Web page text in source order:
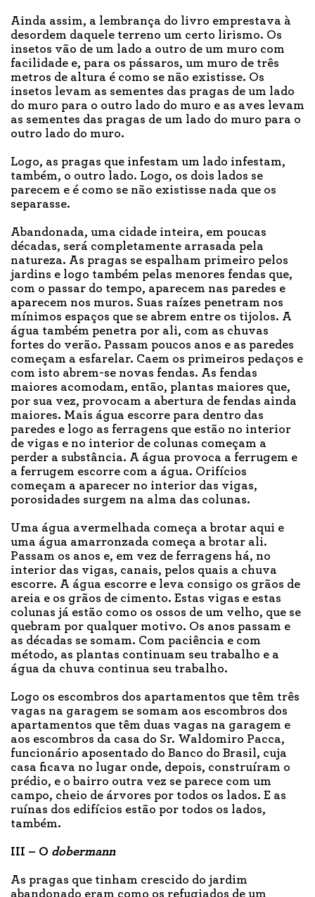
Ainda assim, a lembrança do livro emprestava à
desordem daquele terreno um certo lirismo. Os
insetos vão de um lado a outro de um muro com
facilidade e, para os pássaros, um muro de três
metros de altura é como se não existisse. Os
insetos levam as sementes das pragas de um lado
do muro para o outro lado do muro e as aves levam
as sementes das pragas de um lado do muro para o
outro lado do muro.
Logo, as pragas que infestam um lado infestam,
também, o outro lado. Logo, os dois lados se
parecem e é como se não existisse nada que os
separasse.
Abandonada, uma cidade inteira, em poucas
décadas, será completamente arrasada pela
natureza. As pragas se espalham primeiro pelos
jardins e logo também pelas menores fendas que,
com o passar do tempo, aparecem nas paredes e
aparecem nos muros. Suas raízes penetram nos
mínimos espaços que se abrem entre os tijolos. A
água também penetra por ali, com as chuvas
fortes do verão. Passam poucos anos e as paredes
começam a esfarelar. Caem os primeiros pedaços e
com isto abrem-se novas fendas. As fendas
maiores acomodam, então, plantas maiores que,
por sua vez, provocam a abertura de fendas ainda
maiores. Mais água escorre para dentro das
paredes e logo as ferragens que estão no interior
de vigas e no interior de colunas começam a
perder a substância. A água provoca a ferrugem e
a ferrugem escorre com a água. Orifícios
começam a aparecer no interior das vigas,
porosidades surgem na alma das colunas.
Uma água avermelhada começa a brotar aqui e
uma água amarronzada começa a brotar ali.
Passam os anos e, em vez de ferragens há, no
interior das vigas, canais, pelos quais a chuva
escorre. A água escorre e leva consigo os grãos de
areia e os grãos de cimento. Estas vigas e estas
colunas já estão como os ossos de um velho, que se
quebram por qualquer motivo. Os anos passam e
as décadas se somam. Com paciência e com
método, as plantas continuam seu trabalho e a
água da chuva continua seu trabalho.
Logo os escombros dos apartamentos que têm três
vagas na garagem se somam aos escombros dos
apartamentos que têm duas vagas na garagem e
aos escombros da casa do Sr. Waldomiro Pacca,
funcionário aposentado do Banco do Brasil, cuja
casa ficava no lugar onde, depois, construíram o
prédio, e o bairro outra vez se parece com um
campo, cheio de árvores por todos os lados. E as
ruínas dos edifícios estão por todos os lados,
também.
III – O dobermann
As pragas que tinham crescido do jardim
abandonado eram como os refugiados de um